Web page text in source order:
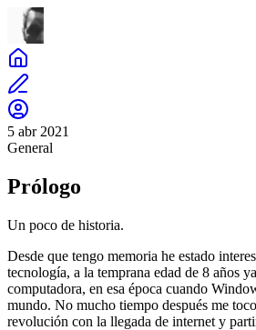
5 abr 2021
General
Prólogo
Un poco de historia.
Desde que tengo memoria he estado
tecnología, a la temprana edad de 8 años
computadora, en esa época cuando
mundo. No mucho tiempo después me
revolución con la llegada de internet y